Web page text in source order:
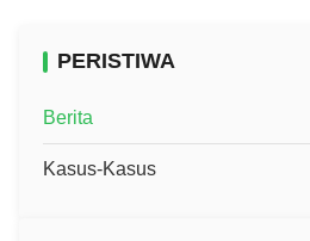
PERISTIWA
Berita
Kasus-Kasus